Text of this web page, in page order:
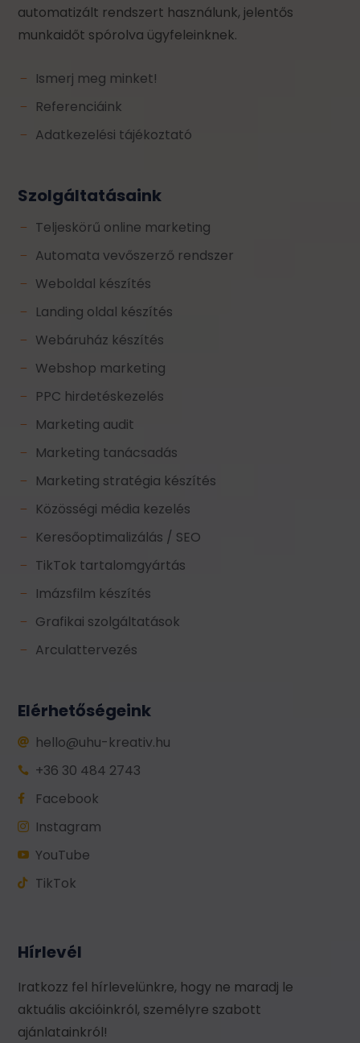
automatizált rendszert használunk, jelentős
munkaidőt spórolva ügyfeleinknek.
K Ismerj meg minket!
K Referenciáink
K Adatkezelési tájékoztató
Szolgáltatásaink
K Teljeskörű online marketing
K Automata vevőszerző rendszer
K Weboldal készítés
K Landing oldal készítés
K Webáruház készítés
K Webshop marketing
K PPC hirdetéskezelés
K Marketing audit
K Marketing tanácsadás
K Marketing stratégia készítés
K Közösségi média kezelés
K Keresőoptimalizálás / SEO
K TikTok tartalomgyártás
K Imázsfilm készítés
K Grafikai szolgáltatások
K Arculattervezés
Elérhetőségeink
 hello@uhu-kreativ.hu
 +36 30 484 2743
 Facebook
 Instagram
 YouTube
 TikTok
Hírlevél
Iratkozz fel hírlevelünkre, hogy ne maradj le
aktuális akcióinkról, személyre szabott
ajánlatainkról!